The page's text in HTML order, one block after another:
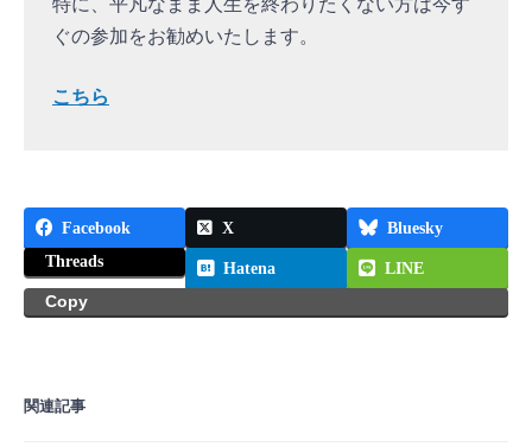
特に、平凡なまま人生を終わりたくない方は今す
ぐの参加をお勧めいたします。
こちら
Facebook X
Bluesky
Threads
Hatena
LINE
Copy
関連記事